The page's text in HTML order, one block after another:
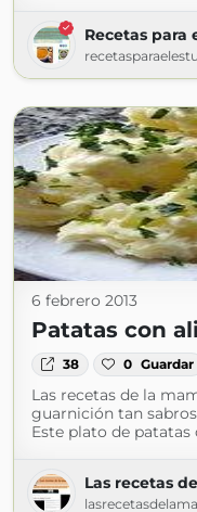
Recetas para
6 febrero 2013
Patatas con
38 0 Guardar
Las recetas de la
guarnición tan
Este plato de patatas
Las recetas